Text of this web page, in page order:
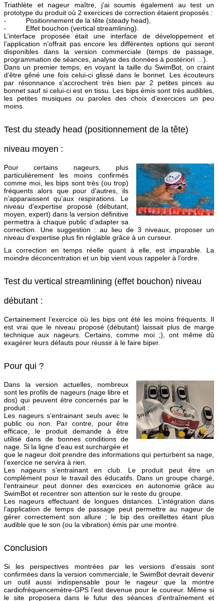
Triathlète et nageur maître, j’ai soumis également au test un
prototype du produit où 2 exercices de correction étaient proposés :
- Positionnement de la tête (steady head),
- Effet bouchon (vertical streamlining).
L’interface proposée était une interface de développement et
l’application n’offrait pas encore les différentes options qui seront
disponibles dans la version commerciale (temps de passage,
programmation de séances, analyse des données à postériori …).
Dans un premier temps, en voyant la taille du SwimBot, on craint
d’être gêné une fois celui-ci glissé dans le bonnet. Les écouteurs
par résonnance s’accrochent très bien par 2 petites pinces au
bonnet sauf si celui-ci est en tissu. Les bips émis sont très audibles,
les petites musiques ou paroles des choix d’exercices un peu
moins.
Test du steady head (positionnement de la tête)
niveau moyen :
Pour certains nageurs, plus
particulièrement les moins confirmés
comme moi, les bips sont très (ou trop)
fréquents alors que pour d’autres, ils
n’apparaissent qu’aux respirations. Le
niveau d’expertise proposé (débutant,
moyen, expert) dans la version définitive
permettra à chaque public d’adapter sa
correction. Une suggestion : au lieu de 3 niveaux, proposer un
niveau d’expertise plus fin réglable grâce à un curseur.
La correction en temps réelle quant à elle, est imparable. La
moindre déconcentration et un bip vient vous rappeler à l’ordre.
Test du vertical streamlining (effet bouchon) niveau
débutant :
Certainement l’exercice où les bips ont été les moins fréquents. Il
est vrai que le niveau proposé (débutant) laissait plus de marge
technique aux nageurs. Certains, comme moi ;), ont même dû
exagérer leurs défauts pour réussir à le faire biper.
Pour qui ?
Dans la version actuelles, nombreux
sont les profils de nageurs (nage libre et
dos) qui peuvent être concernés par le
produit :
Les nageurs s’entrainant seuls avec le
public ou non. Par contre, pour être
efficace, le produit demande à être
utilisé dans de bonnes conditions de
nage. Si la ligne d’eau est surchargée et
que le nageur doit prendre des informations qui perturbent sa nage,
l’exercice ne servira à rien.
Les nageurs s’entrainant en club. Le produit peut être un
complément pour le travail des éducatifs. Dans un groupe chargé,
l’entraineur peut donner des exercices en autonomie grâce au
SwimBot et recentrer son attention sur le reste du groupe.
Les nageurs effectuant de longues distances. L’intégration dans
l’application de temps de passage peut permettre au nageur de
gérer correctement son allure ; le bip des oreillettes étant plus
audible que le son (ou la vibration) émis par une montre.
Conclusion
Si les perspectives montrées par les versions d’essais sont
confirmées dans la version commerciale, le SwimBot devrait devenir
un outil aussi indispensable pour le nageur que la montre
cardiofréquencemètre-GPS l’est devenue pour le coureur. Même si
le site proposera dans le futur des séances d’entraînement et